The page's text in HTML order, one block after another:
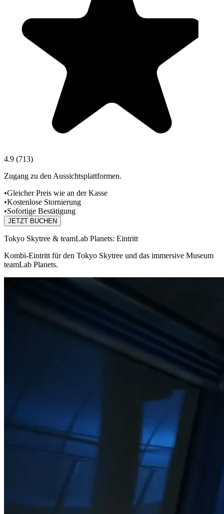
4.9 (713)
Zugang zu den Aussichtsplattformen.
•Gleicher Preis wie an der Kasse
•Kostenlose Stornierung
•Sofortige Bestätigung
JETZT BUCHEN
Tokyo Skytree & teamLab Planets: Eintritt
Kombi-Eintritt für den Tokyo Skytree und das immersive Museum
teamLab Planets.